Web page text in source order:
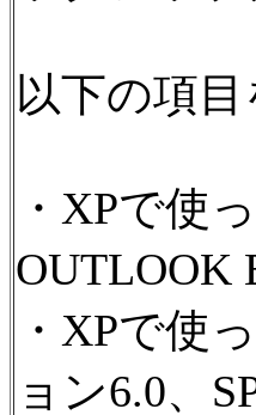
以下の項
・XPで使
OUTLOOK
・XPで使
ョン6.0、